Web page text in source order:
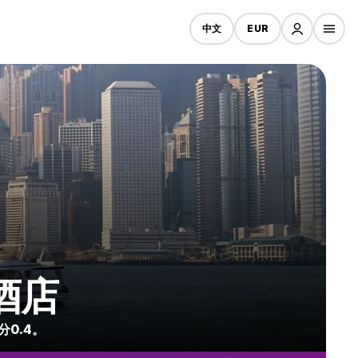
中文 EUR
店
0.4。